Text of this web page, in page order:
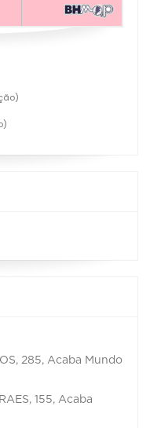
285, Acaba Mundo
155, Acaba